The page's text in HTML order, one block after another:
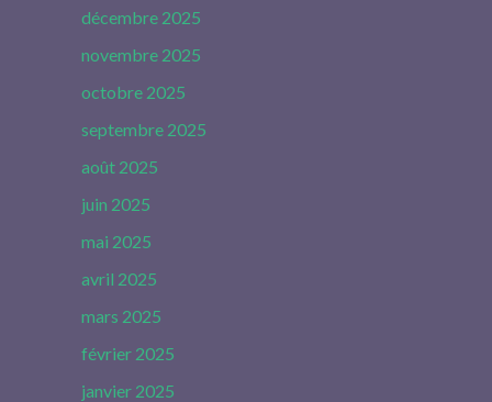
décembre 2025
novembre 2025
octobre 2025
septembre 2025
août 2025
juin 2025
mai 2025
avril 2025
mars 2025
février 2025
janvier 2025